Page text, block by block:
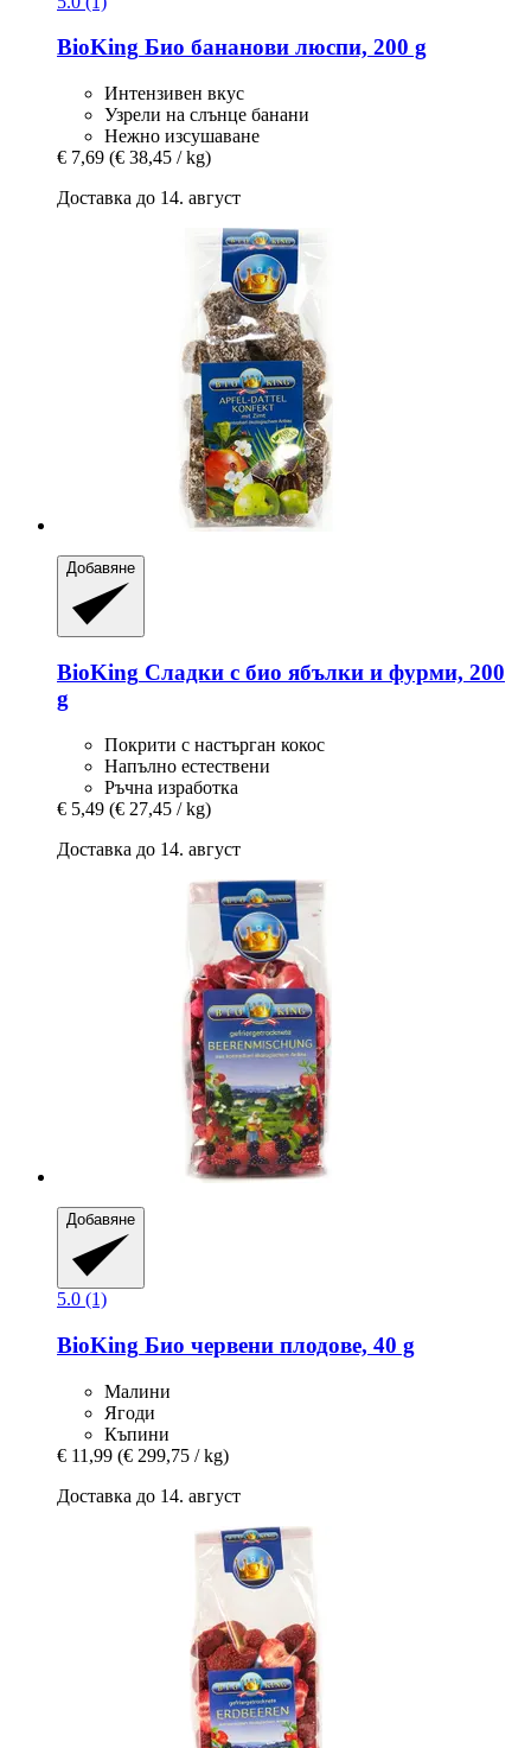
BioKing Био бананови люспи, 200 g
Интензивен вкус
Узрели на слънце банани
Нежно изсушаване
€ 7,69 (€ 38,45 / kg)
Доставка до 14. август
Добавяне
BioKing Сладки с био ябълки и фурми, 200
g
Покрити с настърган кокос
Напълно естествени
Ръчна изработка
€ 5,49 (€ 27,45 / kg)
Доставка до 14. август
Добавяне
5.0 (1)
BioKing Био червени плодове, 40 g
Малини
Ягоди
Къпини
€ 11,99 (€ 299,75 / kg)
Доставка до 14. август